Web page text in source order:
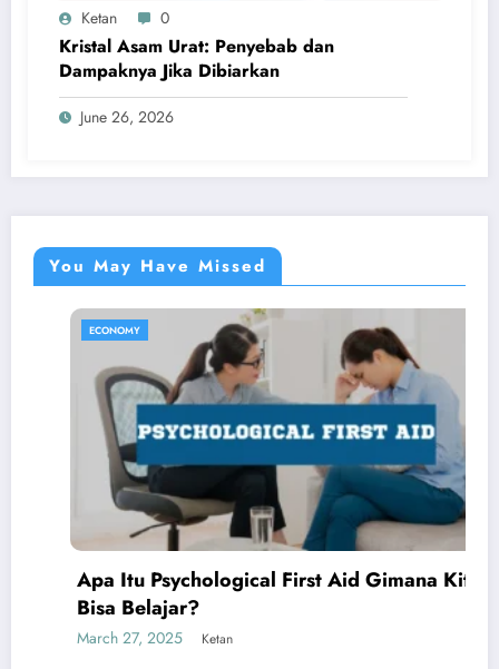
Ketan 0
Kristal Asam Urat: Penyebab dan
Dampaknya Jika Dibiarkan
June 26, 2026
You May Have Missed
Itu Psychological First Aid Gimana Kita
Belajar?
27, 2025 Ketan